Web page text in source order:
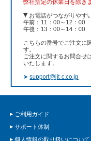
弊社指定の休業日を除き
お電話がつながりやす
午前：11：00～12：00
午後：13：00～14：00
こちらの番号でご注文に
す。
ご注文に関するお問合せ
いたします。
➤support@jit-c.co.jp
ご利用ガイド
サポート体制
個人情報の取り扱いについて